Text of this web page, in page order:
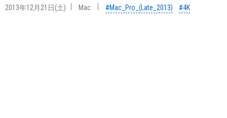
2013年12月21日(土) Mac #Mac_Pro_(Late_2013) #4K